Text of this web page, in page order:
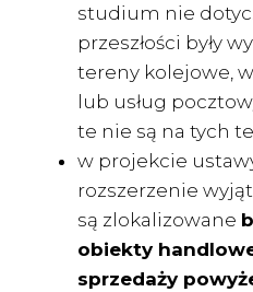
studium nie
przeszłości były
tereny kolejowe,
lub usług
te nie są na tych
w projekcie
rozszerzenie
są zlokalizowane
obiekty
sprzedaży